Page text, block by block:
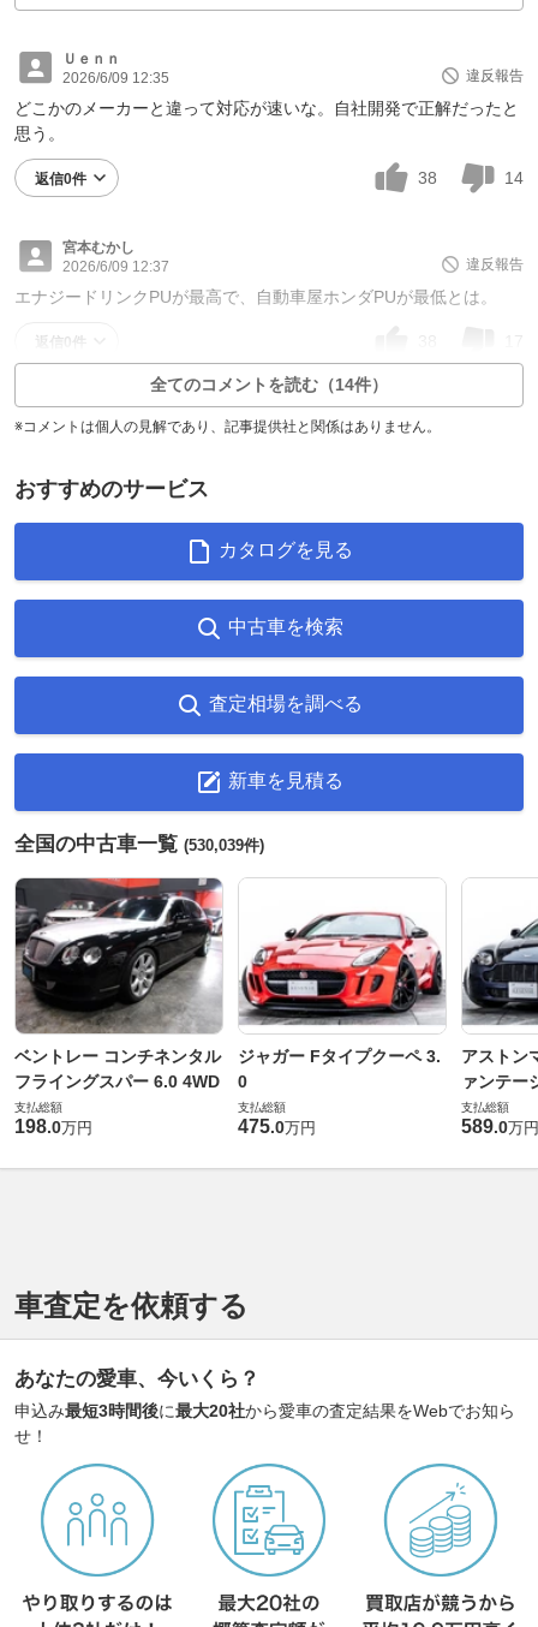
Ｕｅｎｎ
2026/6/09 12:35
違反報告
どこかのメーカーと違って対応が速いな。自社開発で正解だったと
思う。
返信0件 38 14
宮本むかし
2026/6/09 12:37
違反報告
エナジードリンクPUが最高で、自動車屋ホンダPUが最低とは。
返信0件
全てのコメントを読む（14件）
※コメントは個人の見解であり、記事提供社と関係はありません。
おすすめのサービス
カタログを見る
中古車を検索
査定相場を調べる
新車を見積る
全国の中古車一覧 (530,039件)
ベントレー コンチネンタル
フライングスパー 6.0 4WD
支払総額
198.0万円
ジャガー Fタイプクーペ 3.
0
支払総額
475.0万円
アストン
ァンテー
支払総額
589.0万円
車査定を依頼する
あなたの愛車、今いくら？
申込み最短3時間後に最大20社から愛車の査定結果をWebでお知ら
せ！